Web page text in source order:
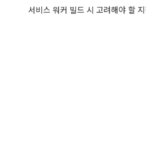
서비스 워커 빌드 시 고려해야 할